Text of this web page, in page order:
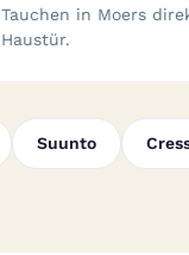
Tauchen in Moers
Haustür.
Suunto